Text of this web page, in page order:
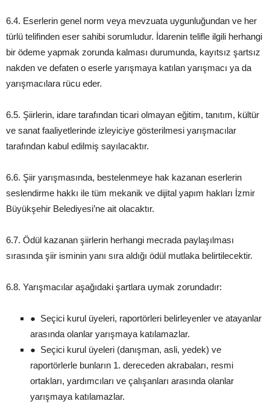
6.4. Eserlerin genel norm veya mevzuata uygunluğundan ve her
türlü telifinden eser sahibi sorumludur. İdarenin telifle ilgili herhangi
bir ödeme yapmak zorunda kalması durumunda, kayıtsız şartsız
nakden ve defaten o eserle yarışmaya katılan yarışmacı ya da
yarışmacılara rücu eder.
6.5. Şiirlerin, idare tarafından ticari olmayan eğitim, tanıtım, kültür
ve sanat faaliyetlerinde izleyiciye gösterilmesi yarışmacılar
tarafından kabul edilmiş sayılacaktır.
6.6. Şiir yarışmasında, bestelenmeye hak kazanan eserlerin
seslendirme hakkı ile tüm mekanik ve dijital yapım hakları İzmir
Büyükşehir Belediyesi’ne ait olacaktır.
6.7. Ödül kazanan şiirlerin herhangi mecrada paylaşılması
sırasında şiir isminin yanı sıra aldığı ödül mutlaka belirtilecektir.
6.8. Yarışmacılar aşağıdaki şartlara uymak zorundadır:
● Seçici kurul üyeleri, raportörleri belirleyenler ve atayanlar
arasında olanlar yarışmaya katılamazlar.
● Seçici kurul üyeleri (danışman, asli, yedek) ve
raportörlerle bunların 1. dereceden akrabaları, resmi
ortakları, yardımcıları ve çalışanları arasında olanlar
yarışmaya katılamazlar.